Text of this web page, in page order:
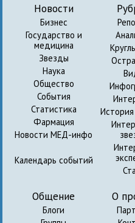
Новости
Бизнес
Государство и
медицина
Звезды
Наука
Общество
События
Статистика
Фармация
Новости МЕД-инфо
Календарь событий
Общение
Блоги
О